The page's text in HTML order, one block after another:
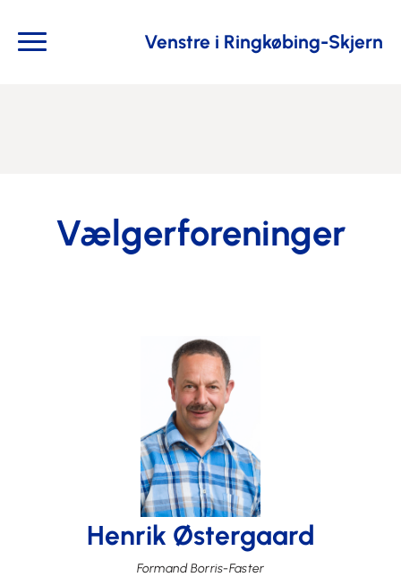
Venstre i Ringkøbing-Skjern
Vælgerforeninger
Henrik Østergaard
Formand Borris-Faster